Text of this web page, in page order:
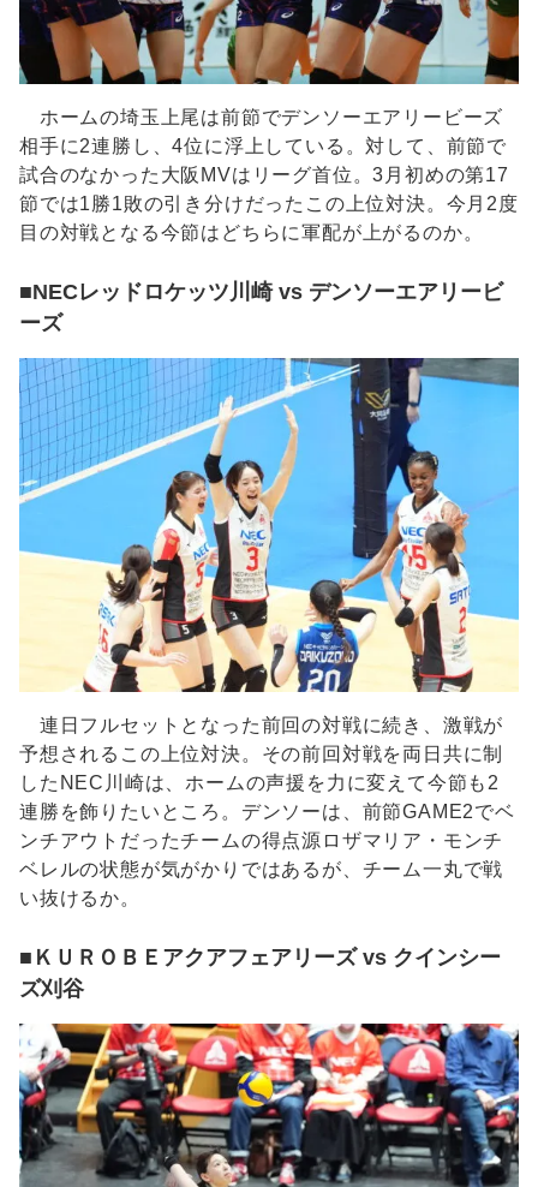
ホームの埼玉上尾は前節でデンソーエアリービーズ
相手に2連勝し、4位に浮上している。対して、前節で
試合のなかった大阪MVはリーグ首位。3月初めの第17
節では1勝1敗の引き分けだったこの上位対決。今月2度
目の対戦となる今節はどちらに軍配が上がるのか。
■NECレッドロケッツ川崎 vs デンソーエアリービ
ーズ
連日フルセットとなった前回の対戦に続き、激戦が
予想されるこの上位対決。その前回対戦を両日共に制
したNEC川崎は、ホームの声援を力に変えて今節も2
連勝を飾りたいところ。デンソーは、前節GAME2でベ
ンチアウトだったチームの得点源ロザマリア・モンチ
ベレルの状態が気がかりではあるが、チーム一丸で戦
い抜けるか。
■ＫＵＲＯＢＥアクアフェアリーズ vs クインシー
ズ刈谷